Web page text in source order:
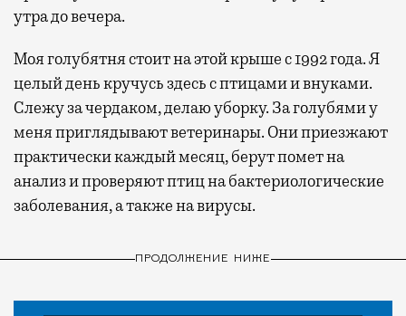
утра до вечера.
Моя голубятня стоит на этой крыше с 1992 года. Я
целый день кручусь здесь с птицами и внуками.
Слежу за чердаком, делаю уборку. За голубями у
меня приглядывают ветеринары. Они приезжают
практически каждый месяц, берут помет на
анализ и проверяют птиц на бактериологические
заболевания, а также на вирусы.
ПРОДОЛЖЕНИЕ НИЖЕ